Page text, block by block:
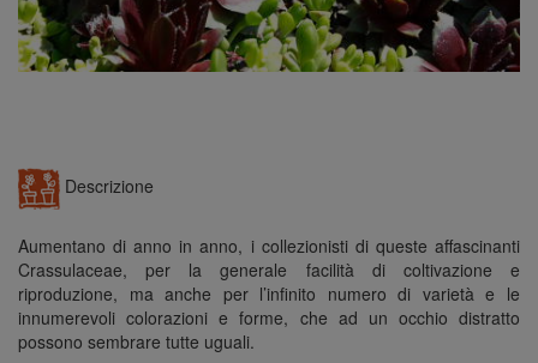
Descrizione
Aumentano di anno in anno, i collezionisti di queste affascinanti
Crassulaceae, per la generale facilità di coltivazione e
riproduzione, ma anche per l’infinito numero di varietà e le
innumerevoli colorazioni e forme, che ad un occhio distratto
possono sembrare tutte uguali.